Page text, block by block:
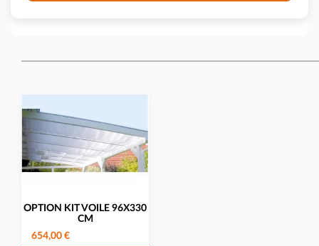
OPTION KIT VOILE 96X330
CM
654,00 €